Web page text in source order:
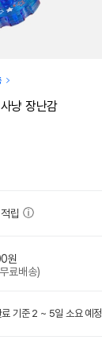
냥 장난감
적립
원
료배송)
료 기준 2 ~ 5일 소요 예정